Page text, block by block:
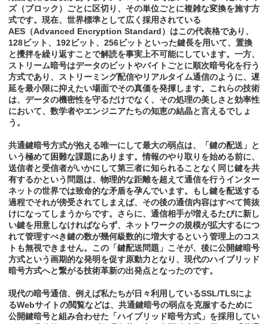
ズ（ブロック）ごとに区切り、その単位ごとに複雑な変換を施す方
式です。現在、世界標準として広く採用されている
AES（Advanced Encryption Standard）はこの代表格であり、
128ビット、192ビット、256ビットといった鍵長を用いて、置換
と攪拌を繰り返すことで解読を事実上不可能にしています。一方、
ストリーム暗号はデータのビットやバイトごとに順次暗号化を行う
方式であり、ストリーミング配信やリアルタイム通信のように、遅
延を最小限に抑えたい場面でその真価を発揮します。これらの技術
は、データの機密性を守るだけでなく、その処理の美しさと効率性
において、数学者やエンジニアたちの知恵の結晶と言えるでしょ
う。
共通鍵暗号方式が抱える唯一にして最大の弱点は、「鍵の配送」と
いう極めて困難な課題にあります。情報のやり取りを始める前に、
送信者と受信者がいかにして第三者に知られることなく同じ鍵を共
有するかという問題は、物理的な距離を超えて通信を行うインター
ネットの世界では致命的な矛盾を孕んでいます。もし鍵を配送する
過程でそれが傍受されてしまえば、その後の通信内容はすべて筒抜
けになってしまうからです。さらに、通信相手が増えるたびに新し
い鍵を用意しなければならず、ネットワークの規模が拡大するにつ
れて管理すべき鍵の数が幾何級数的に増大するという管理上のコス
トも無視できません。この「鍵配送問題」こそが、後に公開鍵暗号
方式という画期的な発明を促す原動力となり、現代のハイブリッド
暗号方式へと繋がる技術革新の出発点となったのです。
現代の暗号通信、例えば私たちが日々利用しているSSL/TLSによ
るWebサイトの閲覧などは、共通鍵暗号の弱点を克服するために
公開鍵暗号と組み合わせた「ハイブリッド暗号方式」を採用してい